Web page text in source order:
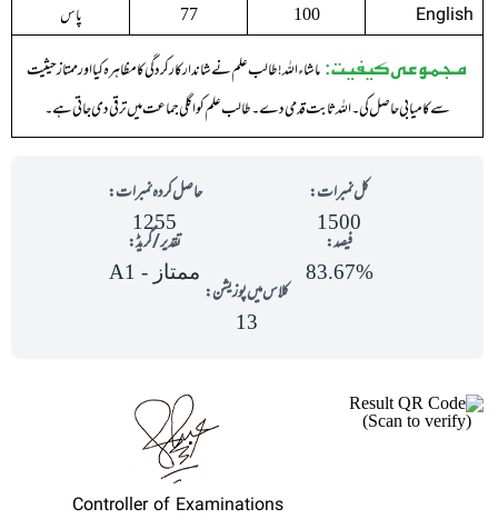
English
100
77 پاس
مجموعی کیفیت: ماشاء اللہ !طالب علم نے شاندار کارکردگی کا مظاہرہ کیا اور ممتاز حیثیت
سے کامیابی حاصل کی ۔ اللہ ثابت قدمی دے ۔ طالب علم کو اگلی جماعت میں ترقی دی جاتی ہے ۔
کل نمبرات:
1500
حاصل کردہ نمبرات:
1255
فیصد:
83.67%
تقدیر/گریڈ:
ممتاز - A1
کلاس میں پوزیشن:
13
(Scan to verify)
Controller of Examinations